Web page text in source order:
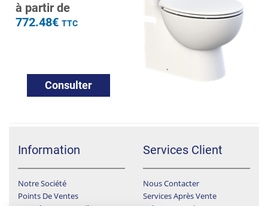
à partir de
772.48€ TTC
Consulter
Information
Notre Société
Points De Ventes
Services Client
Nous Contacter
Services Après Vente